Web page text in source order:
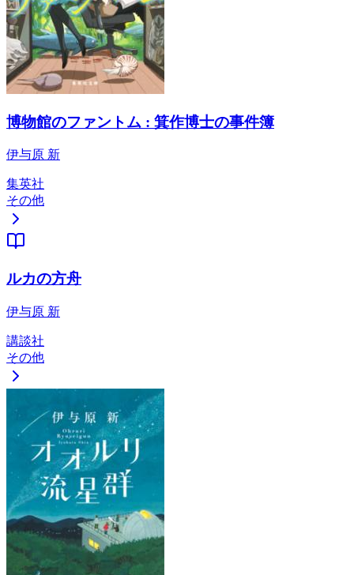
博物館のファントム : 箕作博士の事件簿
伊与原 新
集英社
その他
ルカの方舟
伊与原 新
講談社
その他